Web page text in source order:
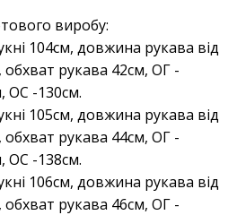
виробу:
104см, довжина рукава від
рукава 42см, ОГ -
OC -130см.
105см, довжина рукава від
рукава 44см, ОГ -
OC -138см.
106см, довжина рукава від
рукава 46см, ОГ -